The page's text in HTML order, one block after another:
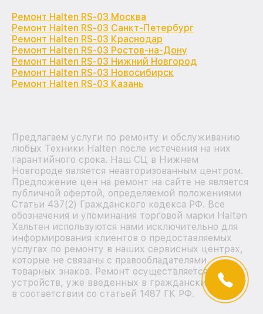
Ремонт Halten RS-03 Москва
Ремонт Halten RS-03 Санкт-Петербург
Ремонт Halten RS-03 Краснодар
Ремонт Halten RS-03 Ростов-на-Дону
Ремонт Halten RS-03 Нижний Новгород
Ремонт Halten RS-03 Новосибирск
Ремонт Halten RS-03 Казань
Предлагаем услуги по ремонту и обслуживанию
любых Техники Halten после истечения на них
гарантийного срока. Наш СЦ в Нижнем
Новгороде является неавторизованным центром.
Предложение цен на ремонт на сайте не является
публичной офертой, определяемой положениями
Статьи 437(2) Гражданского кодекса РФ. Все
обозначения и упоминания торговой марки Halten
Хальтен используются нами исключительно для
информирования клиентов о предоставляемых
услугах по ремонту в наших сервисных центрах,
которые не связаны с правообладателями
товарных знаков. Ремонт осуществляется для
устройств, уже введенных в гражданский оборот
в соответствии со статьей 1487 ГК РФ.